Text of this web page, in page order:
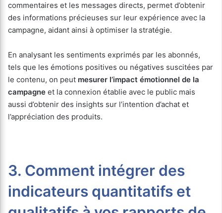
commentaires et les messages directs, permet d’obtenir
des informations précieuses sur leur expérience avec la
campagne, aidant ainsi à optimiser la stratégie.
En analysant les sentiments exprimés par les abonnés,
tels que les émotions positives ou négatives suscitées par
le contenu, on peut mesurer l’impact émotionnel de la
campagne et la connexion établie avec le public mais
aussi d’obtenir des insights sur l’intention d’achat et
l’appréciation des produits.
3. Comment intégrer des
indicateurs quantitatifs et